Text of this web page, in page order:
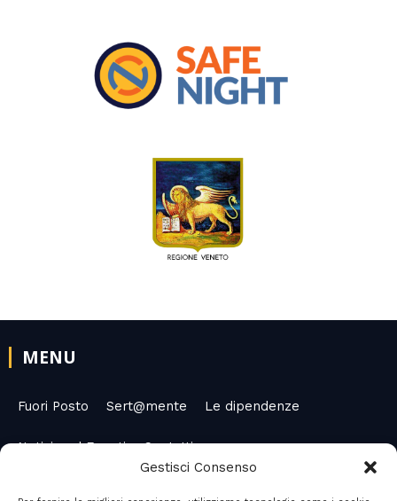
Gestisci Consenso
MENU
Fuori Posto Sert@mente Le dipendenze
Notizie ed Eventi Contatti